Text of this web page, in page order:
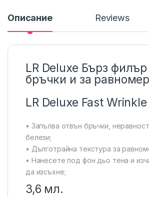
Описание Reviews
LR Deluxe Бърз
бръчки и за
LR Deluxe Fast
• Запълва отвън бръчки,
белези;
• Дълготрайна текстура за
• Нанесете под фон дьо тена и
да изсъхне;
3,6 мл.